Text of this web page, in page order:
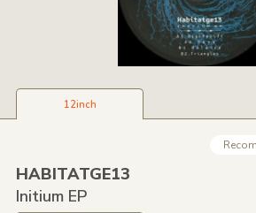
12inch
HABITATGE13
Initium EP